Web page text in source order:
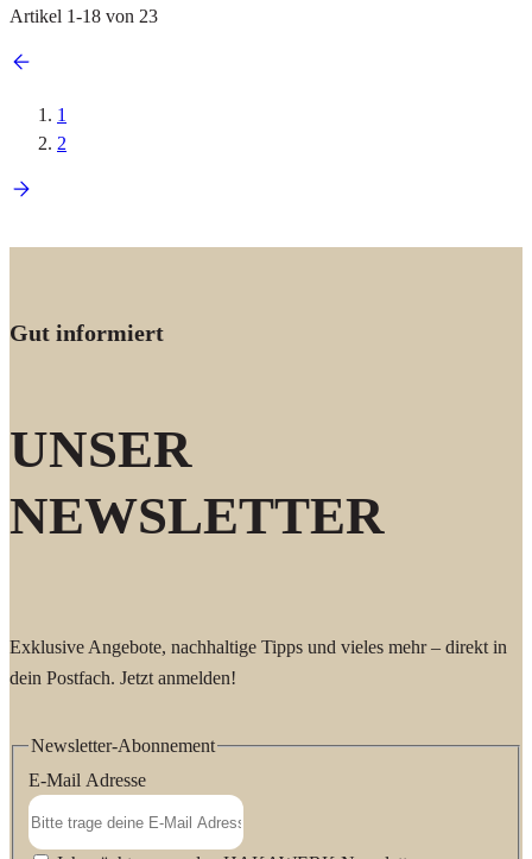
Artikel 1-18 von 23
1
2
Gut informiert
UNSER
NEWSLETTER
Exklusive Angebote, nachhaltige Tipps und vieles mehr – direkt in
dein Postfach. Jetzt anmelden!
Newsletter-Abonnement
E-Mail Adresse